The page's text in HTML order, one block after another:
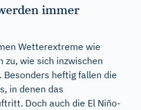
immer
Wetterextreme wie
zu, wie sich inzwischen
heftig fallen die
in denen das
Doch auch die El Niño-